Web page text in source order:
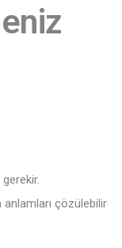
çözülebilir